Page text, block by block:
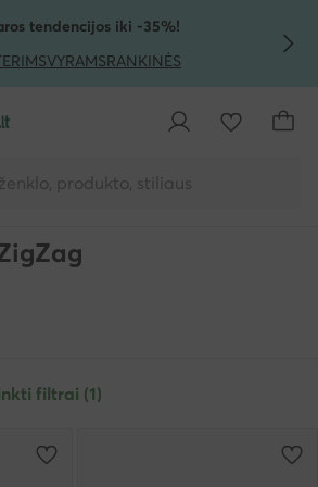
TURINIO
tendencijos iki -35%!
VYRAMSRANKINĖS
produkto, stiliaus
filtrai (1)